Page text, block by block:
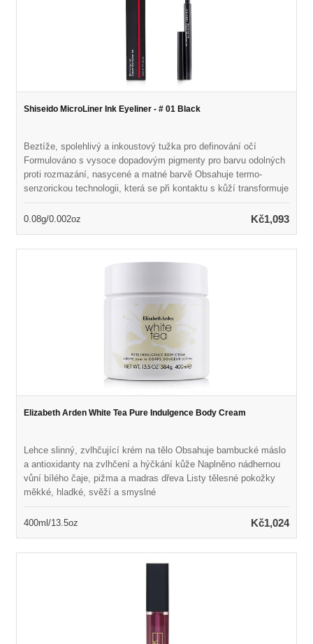
Shiseido MicroLiner Ink Eyeliner - # 01 Black
Beztíže, spolehlivý a inkoustový tužka pro definování očí
Formulováno s vysoce dopadovým pigmenty pro barvu odolných
proti rozmazání, nasycené a matné barvě Obsahuje termo-
senzorickou technologii, která se při kontaktu s kůží transformuje
24 hodin Mikro-tenký tužka může být tečkována mezi řasami
0.08g/0.002oz Kč1,093
Elizabeth Arden White Tea Pure Indulgence Body Cream
Lehce slinný, zvlhčující krém na tělo Obsahuje bambucké máslo
a antioxidanty na zvlhčení a hýčkání kůže Naplněno nádhernou
vůní bílého čaje, pižma a madras dřeva Listy tělesné pokožky
měkké, hladké, svěží a smyslné
400ml/13.5oz Kč1,024